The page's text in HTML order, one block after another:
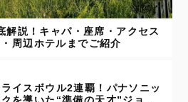
解説！キャパ・座席・アクセス
周辺ホテルまでご紹介
ライスボウル2連覇！パナソニッ
クを導いた“準備の天才”ジョシ